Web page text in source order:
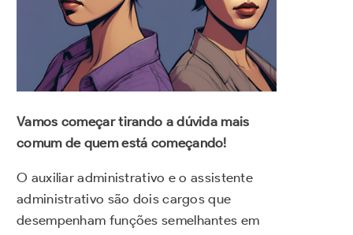
Vamos começar tirando a dúvida mais
comum de quem está começando!
O auxiliar administrativo e o assistente
administrativo são dois cargos que
desempenham funções semelhantes em